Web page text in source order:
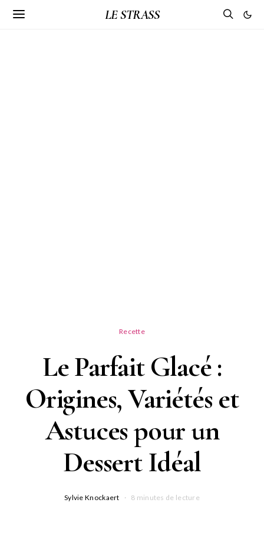
LE STRASS
Recette
Le Parfait Glacé :
Origines, Variétés et
Astuces pour un
Dessert Idéal
Sylvie Knockaert 8 minutes de lecture